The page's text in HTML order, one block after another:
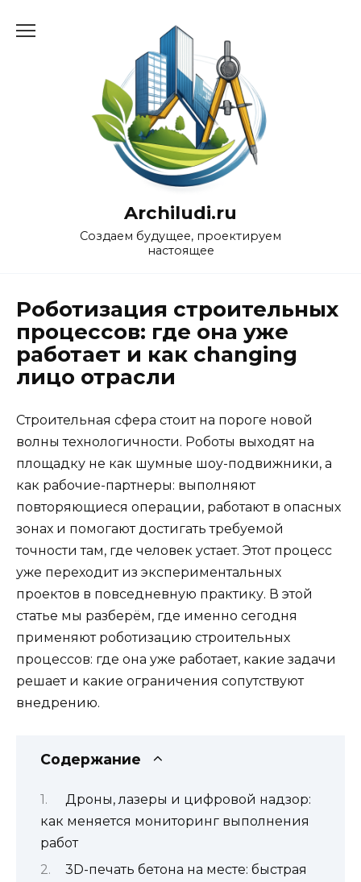
Archiludi.ru
Создаем будущее, проектируем
настоящее
Роботизация строительных
процессов: где она уже
работает и как changing
лицо отрасли
Строительная сфера стоит на пороге новой
волны технологичности. Роботы выходят на
площадку не как шумные шоу-подвижники, а
как рабочие-партнеры: выполняют
повторяющиеся операции, работают в опасных
зонах и помогают достигать требуемой
точности там, где человек устает. Этот процесс
уже переходит из экспериментальных
проектов в повседневную практику. В этой
статье мы разберём, где именно сегодня
применяют роботизацию строительных
процессов: где она уже работает, какие задачи
решает и какие ограничения сопутствуют
внедрению.
Содержание
Дроны, лазеры и цифровой надзор:
как меняется мониторинг выполнения
работ
3D-печать бетона на месте: быстрая